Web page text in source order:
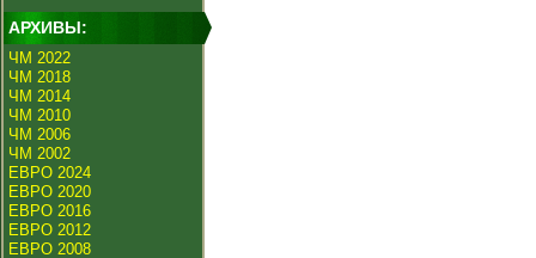
АРХИВЫ:
ЧМ 2022
ЧМ 2018
ЧМ 2014
ЧМ 2010
ЧМ 2006
ЧМ 2002
ЕВРО 2024
ЕВРО 2020
ЕВРО 2016
ЕВРО 2012
ЕВРО 2008